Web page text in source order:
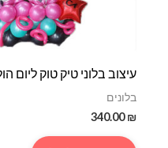
עיצוב בלוני טיק טוק ליום
בלונים
340.00₪